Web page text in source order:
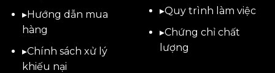
▸Hướng dẫn mua
hàng
▸Chính sách xử lý
khiếu nại
▸Quy trình làm việc
▸Chứng chỉ chất
lượng